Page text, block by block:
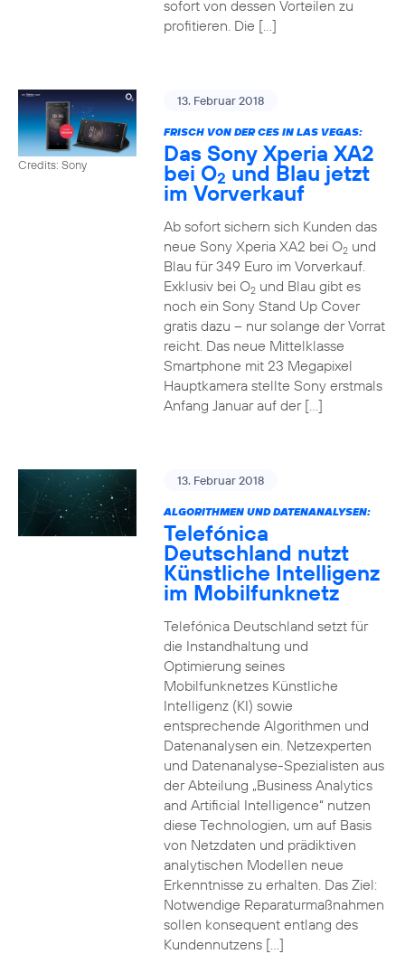
sofort von dessen Vorteilen zu
profitieren. Die […]
Credits: Sony
13. Februar 2018
FRISCH VON DER CES IN LAS VEGAS:
Das Sony Xperia XA2
bei O2 und Blau jetzt
im Vorverkauf
Ab sofort sichern sich Kunden das
neue Sony Xperia XA2 bei O2und
Blau für 349 Euro im Vorverkauf.
Exklusiv bei O2und Blau gibt es
noch ein Sony Stand Up Cover
gratis dazu – nur solange der Vorrat
reicht. Das neue Mittelklasse
Smartphone mit 23 Megapixel
Hauptkamera stellte Sony erstmals
Anfang Januar auf der […]
13. Februar 2018
ALGORITHMEN UND DATENANALYSEN:
Telefónica
Deutschland nutzt
Künstliche Intelligenz
im Mobilfunknetz
Telefónica Deutschland setzt für
die Instandhaltung und
Optimierung seines
Mobilfunknetzes Künstliche
Intelligenz (KI) sowie
entsprechende Algorithmen und
Datenanalysen ein. Netzexperten
und Datenanalyse-Spezialisten aus
der Abteilung „Business Analytics
and Artificial Intelligence“ nutzen
diese Technologien, um auf Basis
von Netzdaten und prädiktiven
analytischen Modellen neue
Erkenntnisse zu erhalten. Das Ziel:
Notwendige Reparaturmaßnahmen
sollen konsequent entlang des
Kundennutzens […]